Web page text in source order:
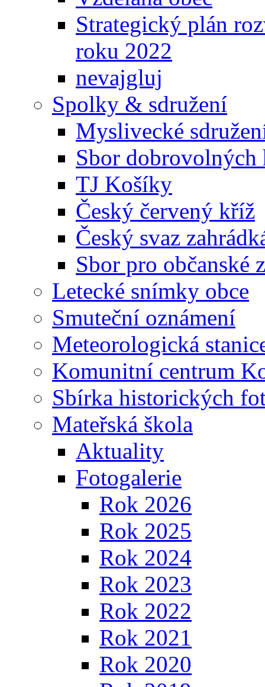
Strategický plán
roku 2022
nevajgluj
Spolky & sdružení
Myslivecké
Sbor dobrovolných
TJ Košíky
Český červený kříž
Český svaz
Sbor pro občanské
Letecké snímky obce
Smuteční oznámení
Meteorologická
Komunitní centrum
Sbírka historických
Mateřská škola
Aktuality
Fotogalerie
Rok 2026
Rok 2025
Rok 2024
Rok 2023
Rok 2022
Rok 2021
Rok 2020